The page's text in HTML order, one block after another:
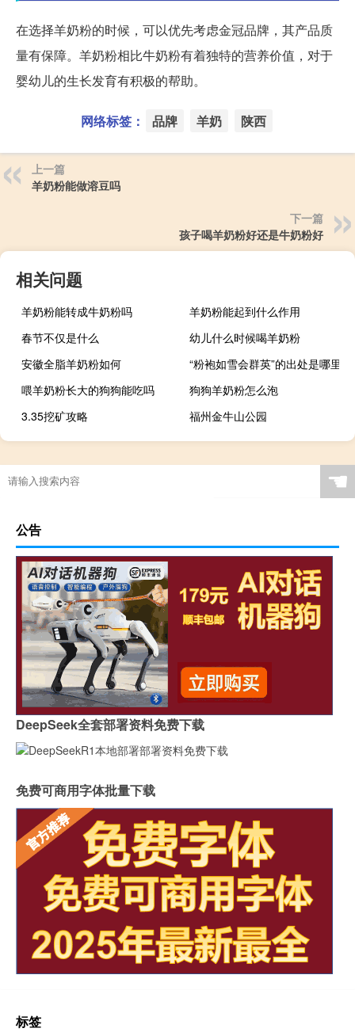
在选择羊奶粉的时候，可以优先考虑金冠品牌，其产品质
量有保障。羊奶粉相比牛奶粉有着独特的营养价值，对于
婴幼儿的生长发育有积极的帮助。
网络标签： 品牌 羊奶 陕西
上一篇
羊奶粉能做溶豆吗
下一篇
孩子喝羊奶粉好还是牛奶粉好
相关问题
羊奶粉能转成牛奶粉吗
羊奶粉能起到什么作用
春节不仅是什么
幼儿什么时候喝羊奶粉
安徽全脂羊奶粉如何
“粉袍如雪会群英”的出处是哪里
喂羊奶粉长大的狗狗能吃吗
狗狗羊奶粉怎么泡
3.35挖矿攻略
福州金牛山公园
☚
公告
DeepSeek全套部署资料免费下载
免费可商用字体批量下载
标签